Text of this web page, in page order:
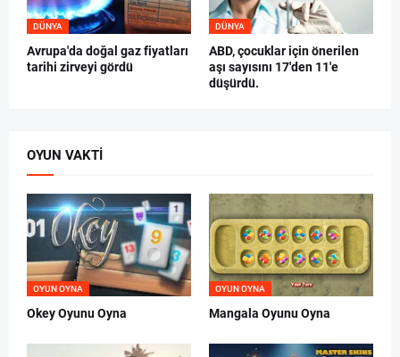
DÜNYA
Avrupa'da doğal gaz fiyatları
tarihi zirveyi gördü
DÜNYA
ABD, çocuklar için önerilen
aşı sayısını 17'den 11'e
düşürdü.
OYUN VAKTI
OYUN OYNA
Okey Oyunu Oyna
OYUN OYNA
Mangala Oyunu Oyna